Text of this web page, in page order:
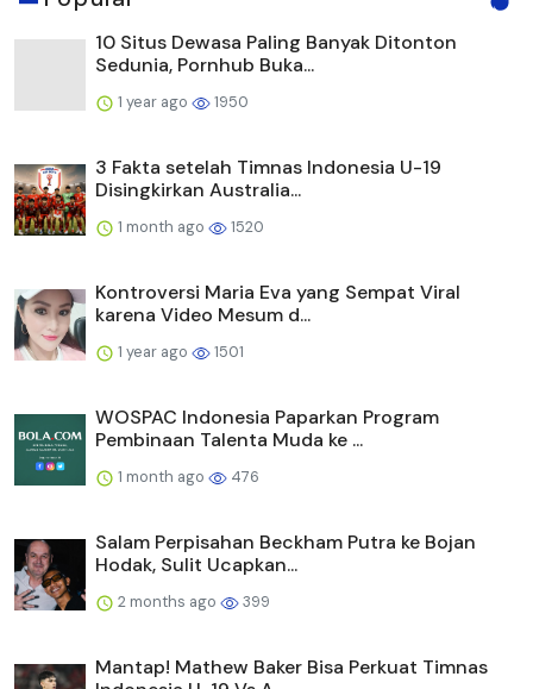
10 Situs Dewasa Paling Banyak Ditonton
Sedunia, Pornhub Buka...
1 year ago 1950
3 Fakta setelah Timnas Indonesia U-19
Disingkirkan Australia...
1 month ago 1520
Kontroversi Maria Eva yang Sempat Viral
karena Video Mesum d...
1 year ago 1501
WOSPAC Indonesia Paparkan Program
Pembinaan Talenta Muda ke ...
1 month ago 476
Salam Perpisahan Beckham Putra ke Bojan
Hodak, Sulit Ucapkan...
2 months ago 399
Mantap! Mathew Baker Bisa Perkuat Timnas